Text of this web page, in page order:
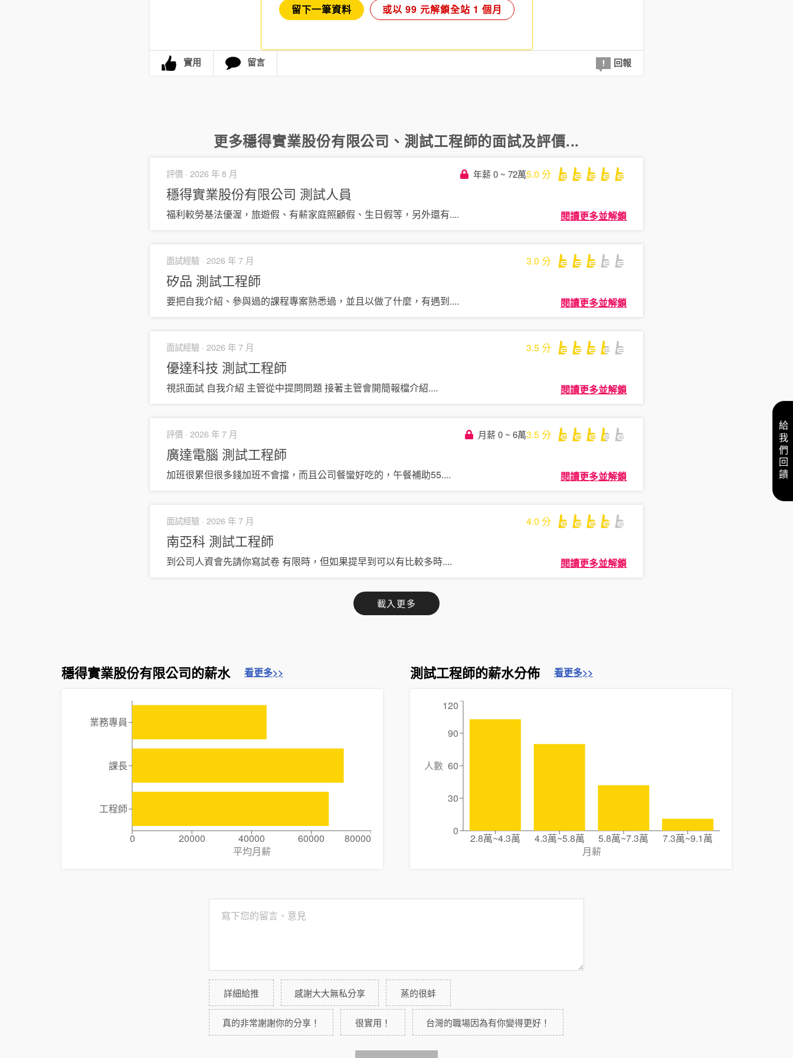
留下一筆資料 或以 99 元解鎖全站 1 個月
實用 留言 回報
更多穩得實業股份有限公司 、 測試工程師的面試及評價...
評價 · 2026 年 8 月 年薪 0 ~ 72萬5.0 分
穩得實業股份有限公司 測試人員
福利較勞基法優渥，旅遊假、有薪家庭照顧假、生日假等，另外還有.... 閱讀更多並解鎖
面試經驗 · 2026 年 7 月 3.0 分
矽品 測試工程師
要把自我介紹、參與過的課程專案熟悉過，並且以做了什麼，有遇到.... 閱讀更多並解鎖
面試經驗 · 2026 年 7 月 3.5分
優達科技 測試工程師
視訊面試 自我介紹 主管從中提問問題 接著主管會開簡報檔介紹.... 閱讀更多並解鎖
評價 · 2026 年 7 月 月薪 0 ~ 6萬3.5分
廣達電腦 測試工程師
加班很累但很多錢加班不會擋，而且公司餐蠻好吃的，午餐補助55.... 閱讀更多並解鎖
面試經驗 · 2026 年 7 月 4.0 分
南亞科 測試工程師
到公司人資會先請你寫試卷 有限時，但如果提早到可以有比較多時.... 閱讀更多並解鎖
載入更多
穩得實業股份有限公司的薪水 看更多>>
0 20000 40000 60000
80000
平均月薪
業務專員
課長
工程師
測試工程師的薪水分佈 看更多>>
2.8萬~4.3萬 4.3萬~5.8萬 5.8萬~7.3萬
7.3萬~9.1萬
月薪
0
30
60
90
120
人數
詳細給推 感謝大大無私分享 蒸的很蚌
真的非常謝謝你的分享！ 很實用！ 台灣的職場因為有你變得更好！
給我們回饋